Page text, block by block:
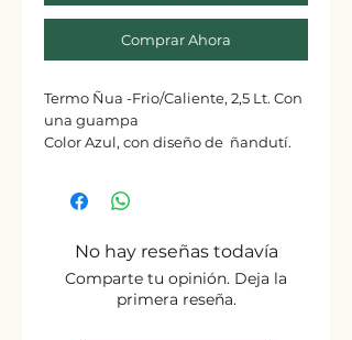
Comprar Ahora
Termo Ñua -Frio/Caliente, 2,5 Lt. Con
una guampa
Color Azul, con diseño de ñandutí.
No hay reseñas todavía
Comparte tu opinión. Deja la
primera reseña.